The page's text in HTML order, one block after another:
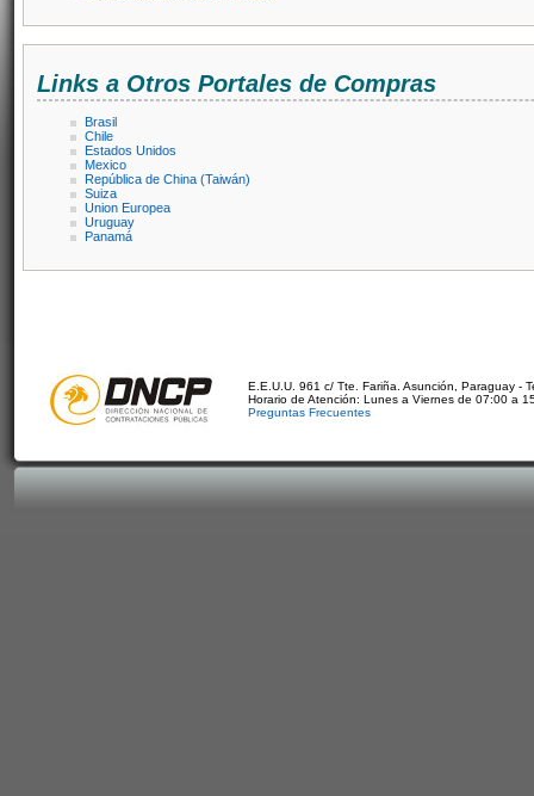
Links a Otros Portales de Compras
Brasil
Chile
Estados Unidos
Mexico
República de China (Taiwán)
Suiza
Union Europea
Uruguay
Panamá
E.E.U.U. 961 c/ Tte. Fariña. Asunción, Paraguay -
Horario de Atención: Lunes a Viernes de 07:00 a
Preguntas Frecuentes